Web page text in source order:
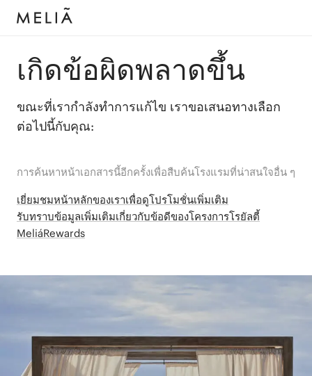
เกิดข้อผิดพลาดขึ้น
ขณะที่เรากำลังทำการแก้ไข เราขอเสนอทางเลือก
ต่อไปนี้กับคุณ:
การค้นหาหน้าเอกสารนี้อีกครั้งเพื่อสืบค้นโรงแรมที่น่าสนใจอื่น ๆ
เยี่ยมชมหน้าหลักของเราเพื่อดูโปรโมชั่นเพิ่มเติม
รับทราบข้อมูลเพิ่มเติมเกี่ยวกับข้อดีของโครงการโรยัลตี้
MeliáRewards